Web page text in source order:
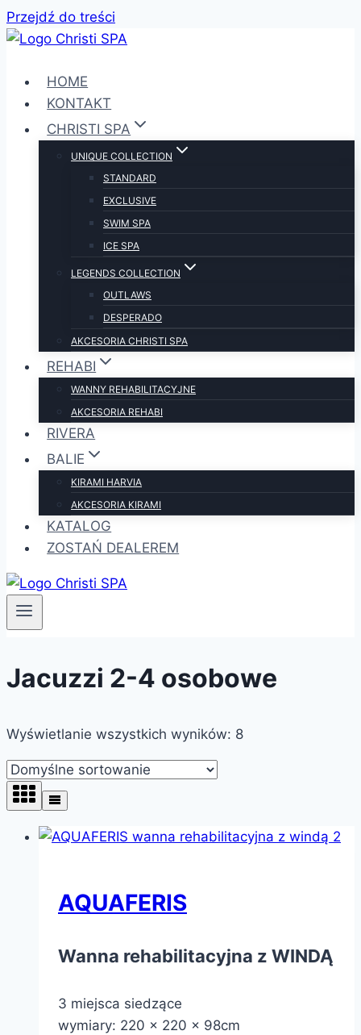
Przejdź do treści
HOME
KONTAKT
CHRISTI SPA
UNIQUE COLLECTION
STANDARD
EXCLUSIVE
SWIM SPA
ICE SPA
LEGENDS COLLECTION
OUTLAWS
DESPERADO
AKCESORIA CHRISTI SPA
REHABI
WANNY REHABILITACYJNE
AKCESORIA REHABI
RIVERA
BALIE
KIRAMI HARVIA
AKCESORIA KIRAMI
KATALOG
ZOSTAŃ DEALEREM
Jacuzzi 2-4 osobowe
Wyświetlanie wszystkich wyników: 8
AQUAFERIS
Wanna rehabilitacyjna z WINDĄ
3 miejsca siedzące
wymiary: 220 x 220 x 98cm